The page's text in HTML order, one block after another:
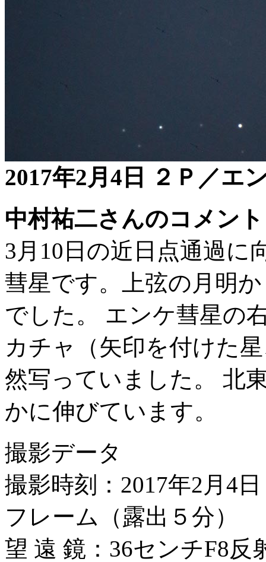
2017年2月4日 ２Ｐ／エ
中村祐二さんのコメン
3月10日の近日点通過に
彗星です。上弦の月明
でした。 エンケ彗星の
カチャ（矢印を付けた
然写っていました。 北
かに伸びています。
撮影データ
撮影時刻：2017年2月4
フレーム（露出５分）
望 遠 鏡：36センチF8反